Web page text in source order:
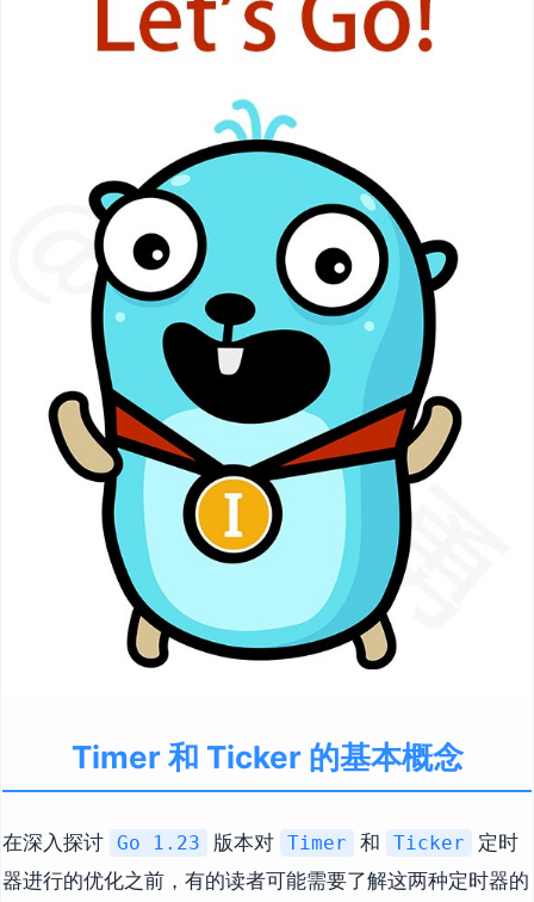
Timer 和 Ticker 的基本概念
在深入探讨 Go 1.23 版本对 Timer 和 Ticker
定时
器进行的优化之前，有的读者可能需要了解这两种定时器的